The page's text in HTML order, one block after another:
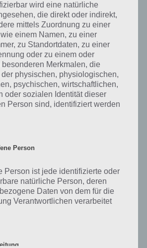
ist nötig, um die Wände auf Level 4
insgesamt 15 Eisenplatten und 20
wird eine natürliche
die direkt oder indirekt,
mittels Zuordnung zu einer
einem Namen, zu einer
zu Standortdaten, zu einer
oder zu einem oder
besonderen Merkmalen, die
physischen, physiologischen,
psychischen, wirtschaftlichen,
oder sozialen Identität dieser
Person sind, identifiziert werden
Person
Person ist jede identifizierte oder
natürliche Person, deren
Daten von dem für die
Verantwortlichen verarbeitet